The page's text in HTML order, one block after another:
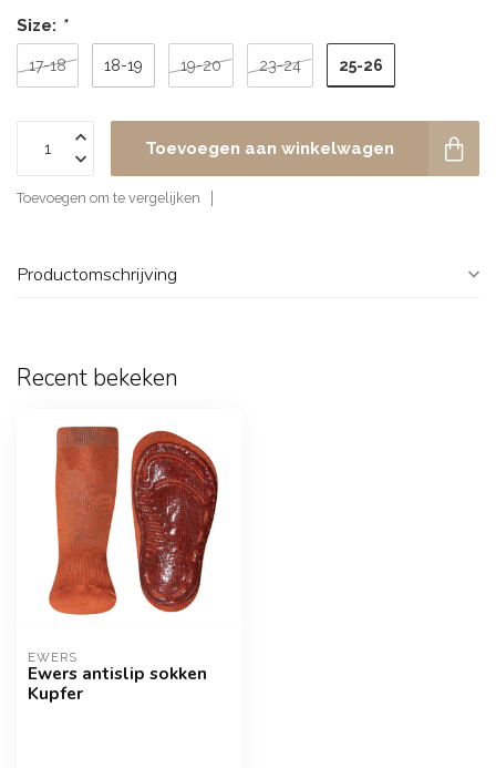
Size: *
17-18 18-19 19-20 23-24 25-26
Toevoegen aan winkelwagen
Toevoegen om te vergelijken
Productomschrijving
Recent bekeken
EWERS
Ewers antislip sokken
Kupfer